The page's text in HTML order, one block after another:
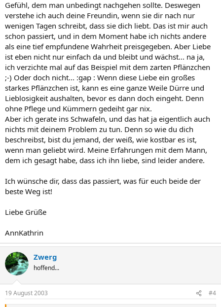
Gefühl, dem man unbedingt nachgehen sollte. Deswegen
verstehe ich auch deine Freundin, wenn sie dir nach nur
wenigen Tagen schreibt, dass sie dich liebt. Das ist mir auch
schon passiert, und in dem Moment habe ich nichts andere
als eine tief empfundene Wahrheit preisgegeben. Aber Liebe
ist eben nicht nur einfach da und bleibt und wächst... na ja,
ich verzichte mal auf das Beispiel mit dem zarten Pflänzchen
;-) Oder doch nicht... :gap : Wenn diese Liebe ein großes
starkes Pflänzchen ist, kann es eine ganze Weile Dürre und
Lieblosigkeit aushalten, bevor es dann doch eingeht. Denn
ohne Pflege und Kümmern gedeiht gar nix.
Aber ich gerate ins Schwafeln, und das hat ja eigentlich auch
nichts mit deinem Problem zu tun. Denn so wie du dich
beschreibst, bist du jemand, der weiß, wie kostbar es ist,
wenn man geliebt wird. Meine Erfahrungen mit dem Mann,
dem ich gesagt habe, dass ich ihn liebe, sind leider andere.
Ich wünsche dir, dass das passiert, was für euch beide der
beste Weg ist!
Liebe Grüße
AnnKathrin
Zwerg
hoffend...
19 August 2003 #4